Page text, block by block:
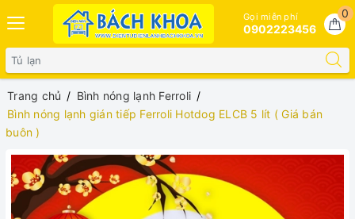
0
Gọi miễn phí
0902223456
Trang chủ
Bình nóng lạnh Ferroli
Bình nóng lạnh gián tiếp Ferroli Hotdog ELCB 5 lít ( Giá bán
buôn )